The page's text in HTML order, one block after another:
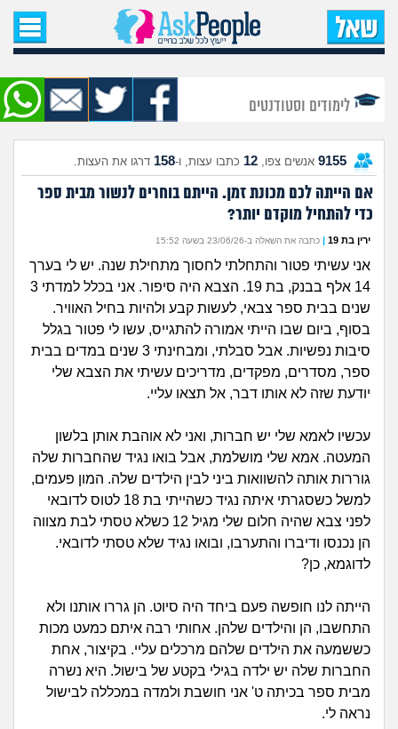
עמוד הבית
שאל שאלה
שאלות חדשות
שאלות שעוררו עניין
מה קורה כאן?
מתחם הטיפים
מדורים
זוגיות
היריון ולידה
הורות ומשפחה
מתבגרים
לימודים וסטודנטים
עבודה וקריירה
חיפוש שאלות
הרשמה | התחברות
לימודים וסטודנטים
9155 אנשים צפו, 12 כתבו עצות, ו-158 דרגו את העצות.
אם הייתה לכם מכונת זמן. הייתם בוחרים לנשור מבית ספר
כדי להתחיל מוקדם יותר?
ירין בת 19 | כתבה את השאלה ב-23/06/26 בשעה 15:52
אני עשיתי פטור והתחלתי לחסוך מתחילת שנה. יש לי בערך
14 אלף בבנק, בת 19. הצבא היה סיפור. אני בכלל למדתי 3
שנים בבית ספר צבאי, לעשות קבע ולהיות בחיל האוויר.
בסוף, ביום שבו הייתי אמורה להתגייס, עשו לי פטור בגלל
סיבות נפשיות. אבל סבלתי, ומבחינתי 3 שנים במדים בבית
ספר, מסדרים, מפקדים, מדריכים עשיתי את הצבא שלי
יודעת שזה לא אותו דבר, אל תצאו עליי.
עכשיו לאמא שלי יש חברות, ואני לא אוהבת אותן בלשון
המעטה. אמא שלי מושלמת, אבל בואו נגיד שהחברות שלה
גוררות אותה להשוואות ביני לבין הילדים שלה. המון פעמים,
למשל כשסגרתי איתה נגיד כשהייתי בת 18 לטוס לדובאי
לפני צבא שהיה חלום שלי מגיל 12 כשלא טסתי לבת מצווה
הן נכנסו ודיברו והתערבו, ובואו נגיד שלא טסתי לדובאי.
לדוגמא, כן?
הייתה לנו חופשה פעם ביחד היה סיוט. הן גררו אותנו ולא
התחשבו, הן והילדים שלהן. אחותי רבה איתם כמעט מכות
כששמעה את הילדים שלהם מרכלים עליי. בקיצור, אחת
החברות שלה יש ילדה בגילי בקטע של בישול. היא נשרה
מבית ספר בכיתה ט' אני חושבת ולמדה במכללה לבישול
נראה לי.